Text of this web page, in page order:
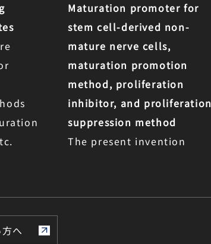
Maturation promoter for
stem cell-derived non-
mature nerve cells,
maturation promotion
method, proliferation
inhibitor, and proliferation
suppression method
The present invention
promoter method, a
へ